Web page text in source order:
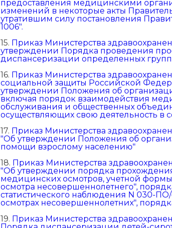
предоставления медицинскими
изменений в некоторые акты
утратившим силу постановления
1006".
15. Приказ Министерства
утверждении Порядка проведения
диспансеризации определенных групп
16. Приказ Министерства
социальной защиты Российской
утверждении Положения об
включая порядок взаимодействия
обслуживания и общественных
осуществляющих свою деятельность в
17. Приказ Министерства
"Об утверждении Положения об
помощи взрослому населению"
18. Приказ Министерства
"Об утверждении порядка
медицинских осмотров, учетной
осмотра несовершеннолетнего",
статистического наблюдения N 030-
осмотрах несовершеннолетних",
19. Приказ Министерства